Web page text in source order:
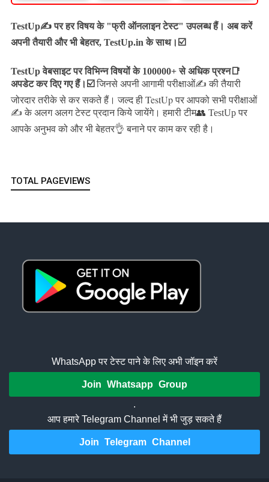
TestUp✍️ पर हर विषय के "फ्री ऑनलाइन टेस्ट" उपलब्ध हैं। अब करें
अपनी तैयारी और भी बेहतर, TestUp.in के साथ।☑️
TestUp वेबसाइट पर विभिन्न विषयों के 100000+ से अधिक प्रश्न📑
अपडेट कर दिए गए हैं। ☑️ जिनसे अपनी आगामी परीक्षाओं✍️ की तैयारी
जोरदार तरीके से कर सकते हैं।जल्द ही TestUp पर आपको सभी परीक्षाओं
✍️ के अलग अलग टेस्ट प्रदान किये जायेंगे। हमारी टीम👥 TestUp पर
आपके अनुभव को और भी बेहतर👌 बनाने पर काम कर रही है।
TOTAL PAGEVIEWS
WhatsApp पर टेस्ट पाने के लिए अभी जॉइन करें
Join Whatsapp Group
.
आप हमारे Telegram Channel में भी जुड़ सकते हैं
Join Telegram Channel